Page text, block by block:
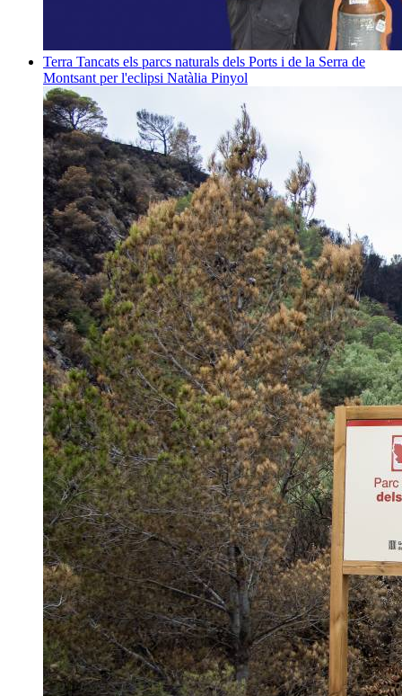
Terra Tancats els parcs naturals dels Ports i de la Serra de
Montsant per l'eclipsi Natàlia Pinyol